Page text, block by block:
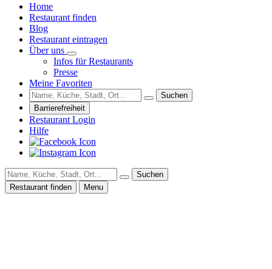
Home
Restaurant finden
Blog
Restaurant eintragen
Über uns
Infos für Restaurants
Presse
Meine Favoriten
Suchen
Barrierefreiheit
Restaurant Login
Hilfe
Suchen
Restaurant finden
Menu